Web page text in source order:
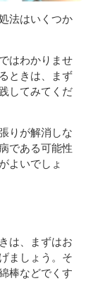
法はいくつか
はわかりませ
ときは、まず
してみてくだ
りが解消しな
である可能性
よいでしょ
は、まずはお
ましょう。そ
棒などでくす